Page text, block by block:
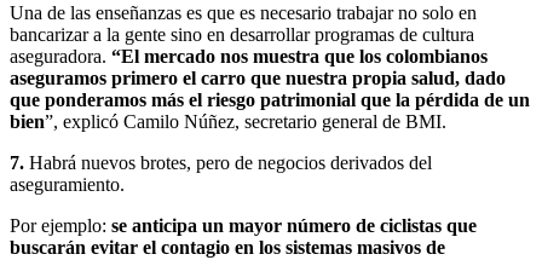
Una de las enseñanzas es que es necesario trabajar no solo en
bancarizar a la gente sino en desarrollar programas de cultura
aseguradora. “El mercado nos muestra que los colombianos
aseguramos primero el carro que nuestra propia salud, dado
que ponderamos más el riesgo patrimonial que la pérdida de un
bien”, explicó Camilo Núñez, secretario general de BMI.
7. Habrá nuevos brotes, pero de negocios derivados del
aseguramiento.
Por ejemplo: se anticipa un mayor número de ciclistas que
buscarán evitar el contagio en los sistemas masivos de